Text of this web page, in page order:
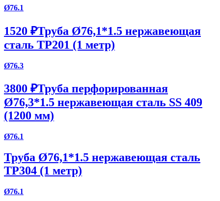
Ø76.1
1520 ₽Труба Ø76,1*1.5 нержавеющая
сталь TP201 (1 метр)
Ø76.3
3800 ₽Труба перфорированная
Ø76,3*1.5 нержавеющая сталь SS 409
(1200 мм)
Ø76.1
Труба Ø76,1*1.5 нержавеющая сталь
TP304 (1 метр)
Ø76.1